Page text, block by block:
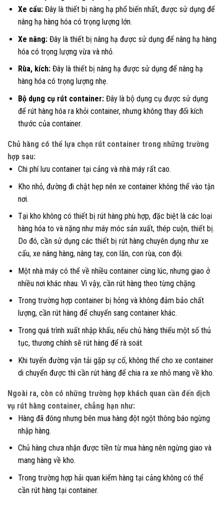
Xe cẩu:Đây là thiết bị nâng hạ phổ biến nhất, được sử dụng để
nâng hạ hàng hóa có trọng lượng lớn.
Xe nâng:Đây là thiết bị nâng hạ được sử dụng để nâng hạ hàng
hóa có trọng lượng vừa và nhỏ.
Rùa, kích:Đây là thiết bị nâng hạ được sử dụng để nâng hạ
hàng hóa có trọng lượng nhẹ.
Bộ dụng cụ rút container:Đây là bộ dụng cụ được sử dụng
để rút hàng hóa ra khỏi container, nhưng không thay đổi kích
thước của container.
Chủ hàng có thể lựa chọn rút container trong những trường
hợp sau:
Chi phí lưu container tại cảng và nhà máy rất cao.
Kho nhỏ, đường đi chật hẹp nên xe container không thể vào tận
nơi.
Tại kho không có thiết bị rút hàng phù hợp, đặc biệt là các loại
hàng hóa to và nặng như máy móc sản xuất, thép cuộn, thiết bị.
Do đó, cần sử dụng các thiết bị rút hàng chuyên dụng như xe
cẩu, xe nâng hàng, nâng tay, con lăn, con rùa, con đội.
Một nhà máy có thể về nhiều container cùng lúc, nhưng giao ở
nhiều nơi khác nhau. Vì vậy, cần rút hàng theo từng chặng.
Trong trường hợp container bị hỏng và không đảm bảo chất
lượng, cần rút hàng để chuyển sang container khác.
Trong quá trình xuất nhập khẩu, nếu chủ hàng thiếu một số thủ
tục, thương chính sẽ rút hàng để rà soát.
Khi tuyến đường vận tải gặp sự cố, không thể cho xe container
di chuyển được thì cần rút hàng để chia ra xe nhỏ mang về kho.
Ngoài ra, còn có những trường hợp khách quan cần đến dịch
vụ rút hàng container, chẳng hạn như:
Hàng đã đóng nhưng bên mua hàng đột ngột thông báo ngừng
nhập hàng.
Chủ hàng chưa nhận được tiền từ mua hàng nên ngừng giao và
mang hàng về kho.
Trong trường hợp hải quan kiểm hàng tại cảng không có thể
cần rút hàng tại container.